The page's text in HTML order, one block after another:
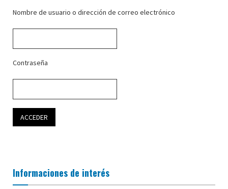
Nombre de usuario o dirección de correo electrónico
Contraseña
Informaciones de interés